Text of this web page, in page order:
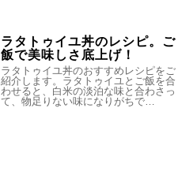
ラタトゥイユ丼のレシピ。ご
飯で美味しさ底上げ！
ラタトゥイユ丼のおすすめレシピをご
紹介します。ラタトゥイユとご飯を合
わせると、白米の淡泊な味と合わさっ
て、物足りない味になりがちで…